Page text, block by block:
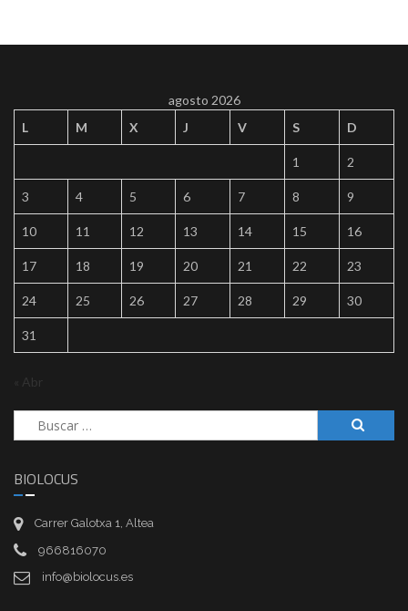
agosto 2026
L
M X J V S D
1 2
3 4 5 6 7 8 9
10 11 12 13 14 15 16
17 18 19 20 21 22 23
24 25 26 27 28 29 30
31
« Abr
Buscar:
BIOLOCUS
Carrer Galotxa 1, Altea
966816070
info@biolocus.es